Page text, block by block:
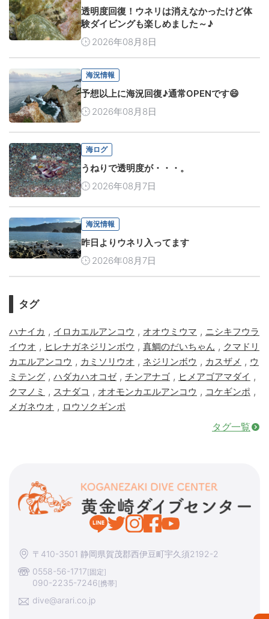
透明度回復！ウネリは消えなかったけど体
験ダイビングも楽しめました～♪
2026年08月8日
海況情報
予想以上に海況回復♪通常OPENです😄
2026年08月8日
海ログ
うねりで透明度が・・・。
2026年08月7日
海況情報
昨日よりウネリ入ってます
2026年08月7日
タグ
ハナイカ , イロカエルアンコウ , オオウミウマ , ニシキフウラ
イウオ , ヒレナガネジリンボウ , 真鯛のだいちゃん , クマドリ
カエルアンコウ , カミソリウオ , ネジリンボウ , カスザメ , ウ
ミテング , ハダカハオコゼ, チンアナゴ , ヒメアゴアマダイ ,
クマノミ , スナダコ , オオモンカエルアンコウ , コケギンポ ,
メガネウオ , ロウソクギンポ
タグ一覧
〒410-3501 静岡県賀茂郡西伊豆町宇久須2192-2
0558-56-1717[固定]
090-2235-7246[携帯]
dive@arari.co.jp